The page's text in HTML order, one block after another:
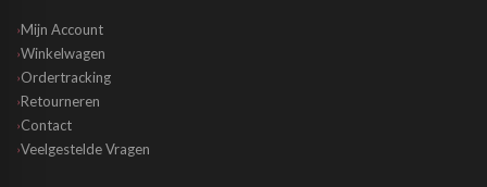
›Mijn Account
›Winkelwagen
›Ordertracking
›Retourneren
›Contact
›Veelgestelde Vragen